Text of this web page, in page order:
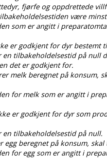
fjørfe og oppdrettede
være minst
som er angitt i
er godkjent for dyr
tilbakeholdelsestid på null
det er godkjent for.
melk beregnet på konsum,
for melk som er angitt i
er godkjent for dyr som
tilbakeholdelsestid på null.
egg beregnet på konsum,
for egg som er angitt i